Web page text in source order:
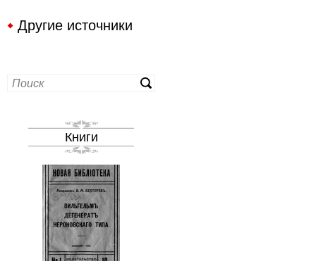
Другие источники
Книги